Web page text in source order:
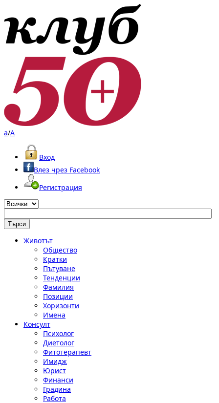
a/A
Вход
Влез чрез Facebook
Регистрация
Животът
Общество
Кратки
Пътуване
Тенденции
Фамилия
Позиции
Хоризонти
Имена
Консулт
Психолог
Диетолог
Фитотерапевт
Имидж
Юрист
Финанси
Градина
Работа